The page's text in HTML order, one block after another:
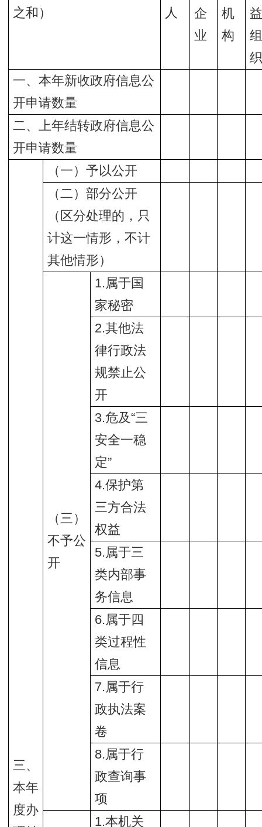
之和） 人
企
业
机
构
一、本年新收政府信息公
开申请数量
二、上年结转政府信息公
开申请数量
三、
本年
度办
（一）予以公开
（二）部分公开
（区分处理的，只
计这一情形，不计
其他情形）
（三）
不予公
开
1.属于国
家秘密
2.其他法
律行政法
规禁止公
开
3.危及“三
安全一稳
定”
4.保护第
三方合法
权益
5.属于三
类内部事
务信息
6.属于四
类过程性
信息
7.属于行
政执法案
卷
8.属于行
政查询事
项
1.本机关